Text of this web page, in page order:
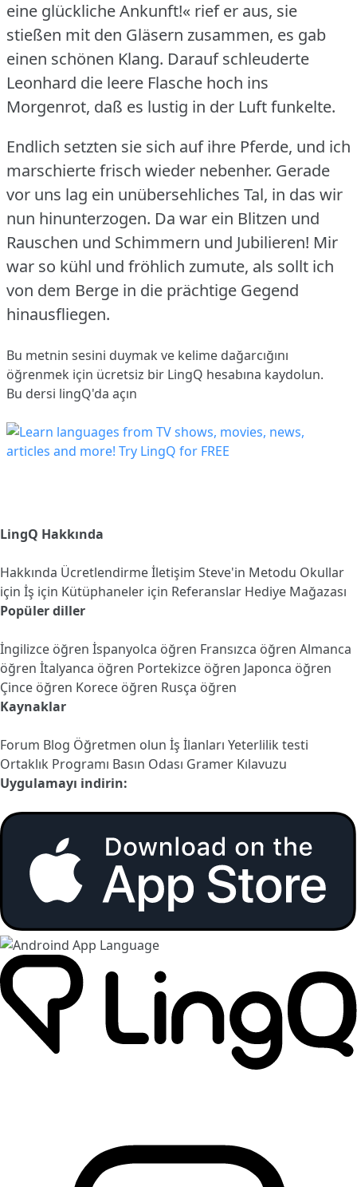
eine glückliche Ankunft!« rief er aus, sie
stießen mit den Gläsern zusammen, es gab
einen schönen Klang. Darauf schleuderte
Leonhard die leere Flasche hoch ins
Morgenrot, daß es lustig in der Luft funkelte.
Endlich setzten sie sich auf ihre Pferde, und ich
marschierte frisch wieder nebenher. Gerade
vor uns lag ein unübersehliches Tal, in das wir
nun hinunterzogen. Da war ein Blitzen und
Rauschen und Schimmern und Jubilieren! Mir
war so kühl und fröhlich zumute, als sollt ich
von dem Berge in die prächtige Gegend
hinausfliegen.
Bu metnin sesini duymak ve kelime dağarcığını
öğrenmek için ücretsiz bir LingQ hesabına kaydolun.
Bu dersi lingQ'da açın
LingQ Hakkında
Hakkında Ücretlendirmeİletişim Steve'in Metodu Okullar
için İş için Kütüphaneler için Referanslar Hediye Mağazası
Popüler diller
İngilizce öğren İspanyolca öğren Fransızca öğren Almanca
öğren İtalyanca öğren Portekizce öğren Japonca öğren
Çince öğren Korece öğren Rusça öğren
Kaynaklar
Forum Blog Öğretmen olun İş İlanları Yeterlilik testi
Ortaklık Programı Basın Odası Gramer Kılavuzu
Uygulamayı indirin: